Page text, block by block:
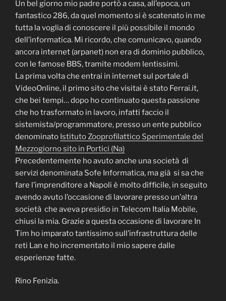
Un bel giorno mio padre portò a casa, all’epoca, un
fantastico 286, da quel momento si è scatenato in me
tutta la voglia di conoscere il più possibile il mondo
dell’informatica. Mi ricordo, che comunicavo, quando
ancora internet (arpanet) non era di dominio pubblico,
con le famose BBS, tramite modem lentissimi.
La prima volta che entrai in internet sul portale di
VideoOnline, il primo sito che visitai è stato Ferrai.it,
che bei tempi… dopo ho continuato questa passione
che ho trasformato in lavoro, infatti faccio il
sistemista/programmatore, presso un ente pubblico
denominato Istituto Zooprofilattico Sperimentale del
Mezzogiorno sito in Portici (Na)
Precedentemente ho avuto anche una società di
servizi denominata Sofe Informatica, ma già si sa che
fare l’imprenditore a Napoli è molto difficile, in seguito
avendo avuto l’occasione di lavorare presso un’altra
società che aveva presidio in Telecom Italia Mobile,
chiusi la mia. Grazie a questa occasione di lavorare In
Tim ho imparato tantissimo sull’infrastruttura delle
reti Lan e ho incrementato il mio sapere dalle
esperienze fatte.
Rino Fenizia.